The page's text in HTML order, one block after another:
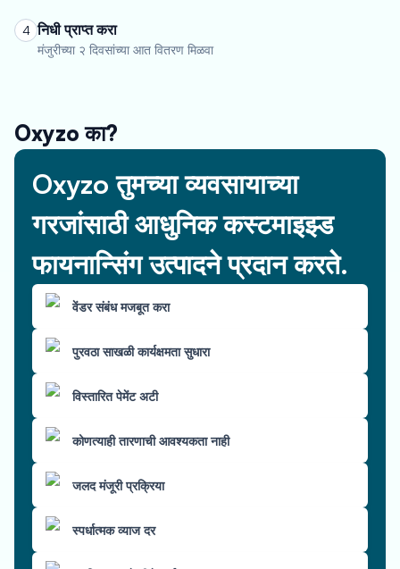
4 निधी प्राप्त करा
मंजुरीच्या २ दिवसांच्या आत वितरण मिळवा
Oxyzo का?
Oxyzo तुमच्या व्यवसायाच्या
गरजांसाठी आधुनिक कस्टमाइझ्ड
फायनान्सिंग उत्पादने प्रदान करते.
वेंडर संबंध मजबूत करा
पुरवठा साखळी कार्यक्षमता सुधारा
विस्तारित पेमेंट अटी
कोणत्याही तारणाची आवश्यकता नाही
जलद मंजूरी प्रक्रिया
स्पर्धात्मक व्याज दर